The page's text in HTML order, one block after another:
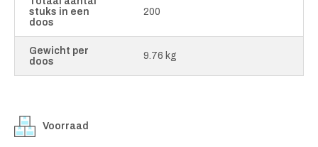
stuks in een
doos
200
Gewicht per
doos
9.76 kg
Voorraad